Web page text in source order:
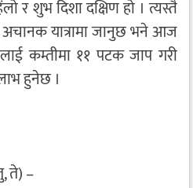
र शुभ दिशा दक्षिण हो । त्यस्तै
यात्रामा जानुछ भने आज
कम्तीमा ११ पटक जाप गरी
हुनेछ ।
ते) –